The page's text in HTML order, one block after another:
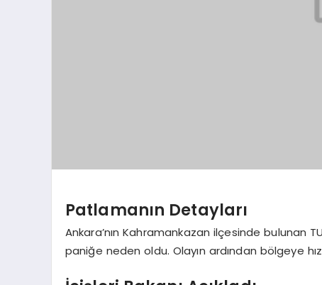
Patlamanın Detayları
Ankara’nın Kahramankazan ilçesinde bulunan
paniğe neden oldu. Olayın ardından bölgeye